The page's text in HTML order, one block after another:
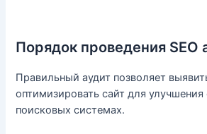
Порядок проведения SEO
Правильный аудит позволяет
оптимизировать сайт для
поисковых системах.